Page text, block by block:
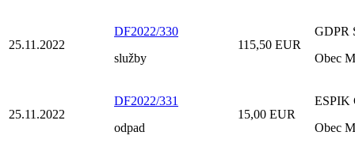
25.11.2022
DF2022/330
služby
115,50 EUR
GDPR
Obec
25.11.2022
DF2022/331
odpad
15,00 EUR
ESPIK
Obec